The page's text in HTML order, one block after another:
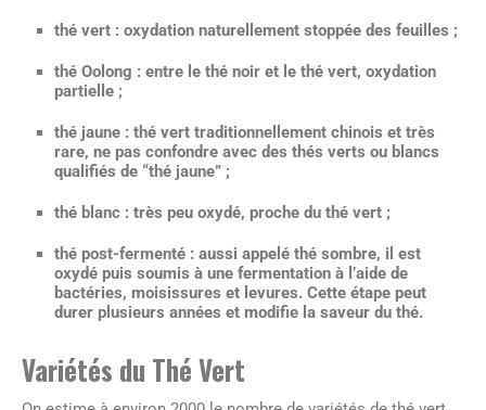
thé vert : oxydation naturellement stoppée des feuilles ;
thé Oolong : entre le thé noir et le thé vert, oxydation
partielle ;
thé jaune : thé vert traditionnellement chinois et très
rare, ne pas confondre avec des thés verts ou blancs
qualifiés de “thé jaune” ;
thé blanc : très peu oxydé, proche du thé vert ;
thé post-fermenté : aussi appelé thé sombre, il est
oxydé puis soumis à une fermentation à l’aide de
bactéries, moisissures et levures. Cette étape peut
durer plusieurs années et modifie la saveur du thé.
Variétés du Thé Vert